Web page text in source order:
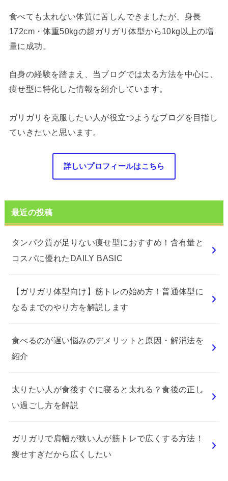
食べても太れない体質に苦しんできましたが、身長
172cm・体重50kgの超ガリガリ体型から10kg以上の増
量に成功。
自身の経験を踏まえ、当ブログでは太る方法を中心に、
痩せ型に特化した情報を紹介しています。
ガリガリを克服したい人が役立つようなブログを目指し
ていきたいと思います。
詳しいプロフィールはこちら
最近の投稿
タンパク質が足りない痩せ型におすすめ！含有量と
コスパに優れたDAILY BASIC
【ガリガリ体型向け】筋トレの始め方！普通体型に
なるまでのやり方を解説します
食べるのが遅い悩みのデメリットと原因・解消法を
紹介
太りたい人が食後すぐに寝ると太れる？食後の正し
い過ごし方を解説
ガリガリで肩幅が狭い人が筋トレで広くする方法！
痩せすぎだから広くしたい